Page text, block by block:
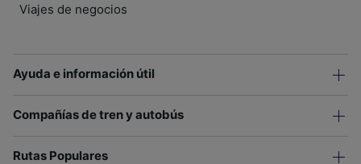
Viajes de negocios
Ayuda e información útil
Compañías de tren y autobús
Rutas Populares